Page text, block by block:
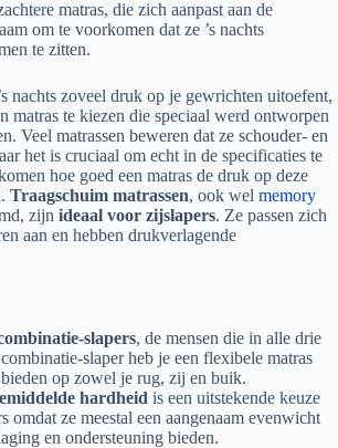
matras, die zich aanpast aan de
om te voorkomen dat ze ’s nachts
te zitten.
nachts zoveel druk op je gewrichten uitoefent,
matras te kiezen die speciaal werd ontworpen
Veel matrassen beweren dat ze schouder- en
het is cruciaal om echt in de specificaties te
hoe goed een matras de druk op deze
Traagschuim matrassen, ook wel memory
zijn ideaal voor zijslapers. Ze passen zich
aan en hebben drukverlagende
slapers, de mensen die in alle drie
slaper heb je een flexibele matras
op zowel je rug, zij en buik.
hardheid is een uitstekende keuze
omdat ze meestal een aangenaam evenwicht
en ondersteuning bieden.